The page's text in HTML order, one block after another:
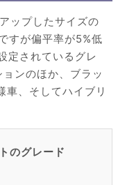
ップしたサイズの
すが偏平率が5%低
定されているグレ
ンのほか、ブラッ
車、そしてハイブリ
のグレード